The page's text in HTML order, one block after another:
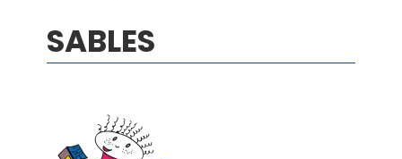
SABLES